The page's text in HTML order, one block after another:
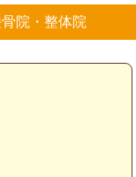
院・整体院